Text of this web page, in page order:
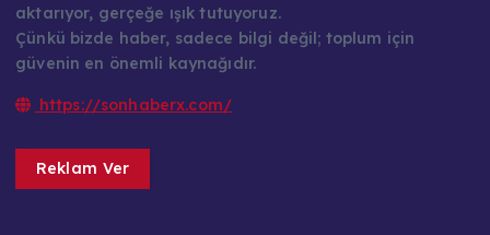
aktarıyor, gerçeğe ışık tutuyoruz.
Çünkü bizde haber, sadece bilgi değil; toplum için
güvenin en önemli kaynağıdır.
https://sonhaberx.com/
Reklam Ver